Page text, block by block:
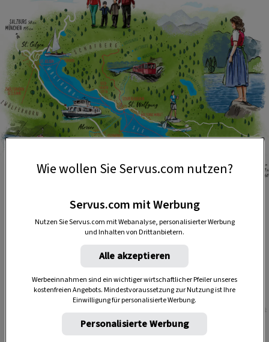
Wie wollen Sie Servus.com nutzen?
Servus.com mit Werbung
Nutzen Sie Servus.com mit Webanalyse, personalisierter Werbung
und Inhalten von Drittanbietern.
Alle akzeptieren
Werbeeinnahmen sind ein wichtiger wirtschaftlicher Pfeiler unseres
kostenfreien Angebots. Mindestvoraussetzung zur Nutzung ist Ihre
Einwilligung für personalisierte Werbung.
Personalisierte Werbung